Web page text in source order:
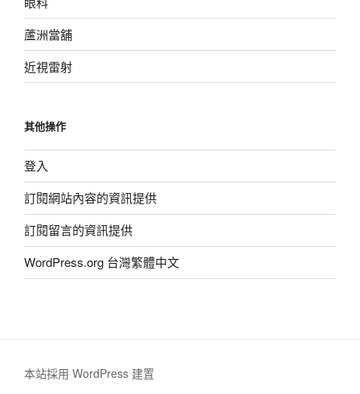
蘆洲當舖
近視雷射
其他操作
登入
訂閱網站內容的資訊提供
訂閱留言的資訊提供
WordPress.org 台灣繁體中文
本站採用 WordPress 建置